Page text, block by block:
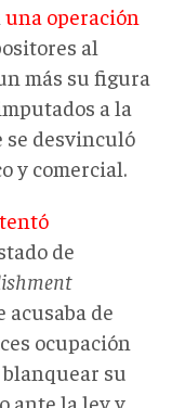
una operación
al
más su figura
a la
se desvinculó
y comercial.
de
acusaba de
ocupación
su
ante la ley y